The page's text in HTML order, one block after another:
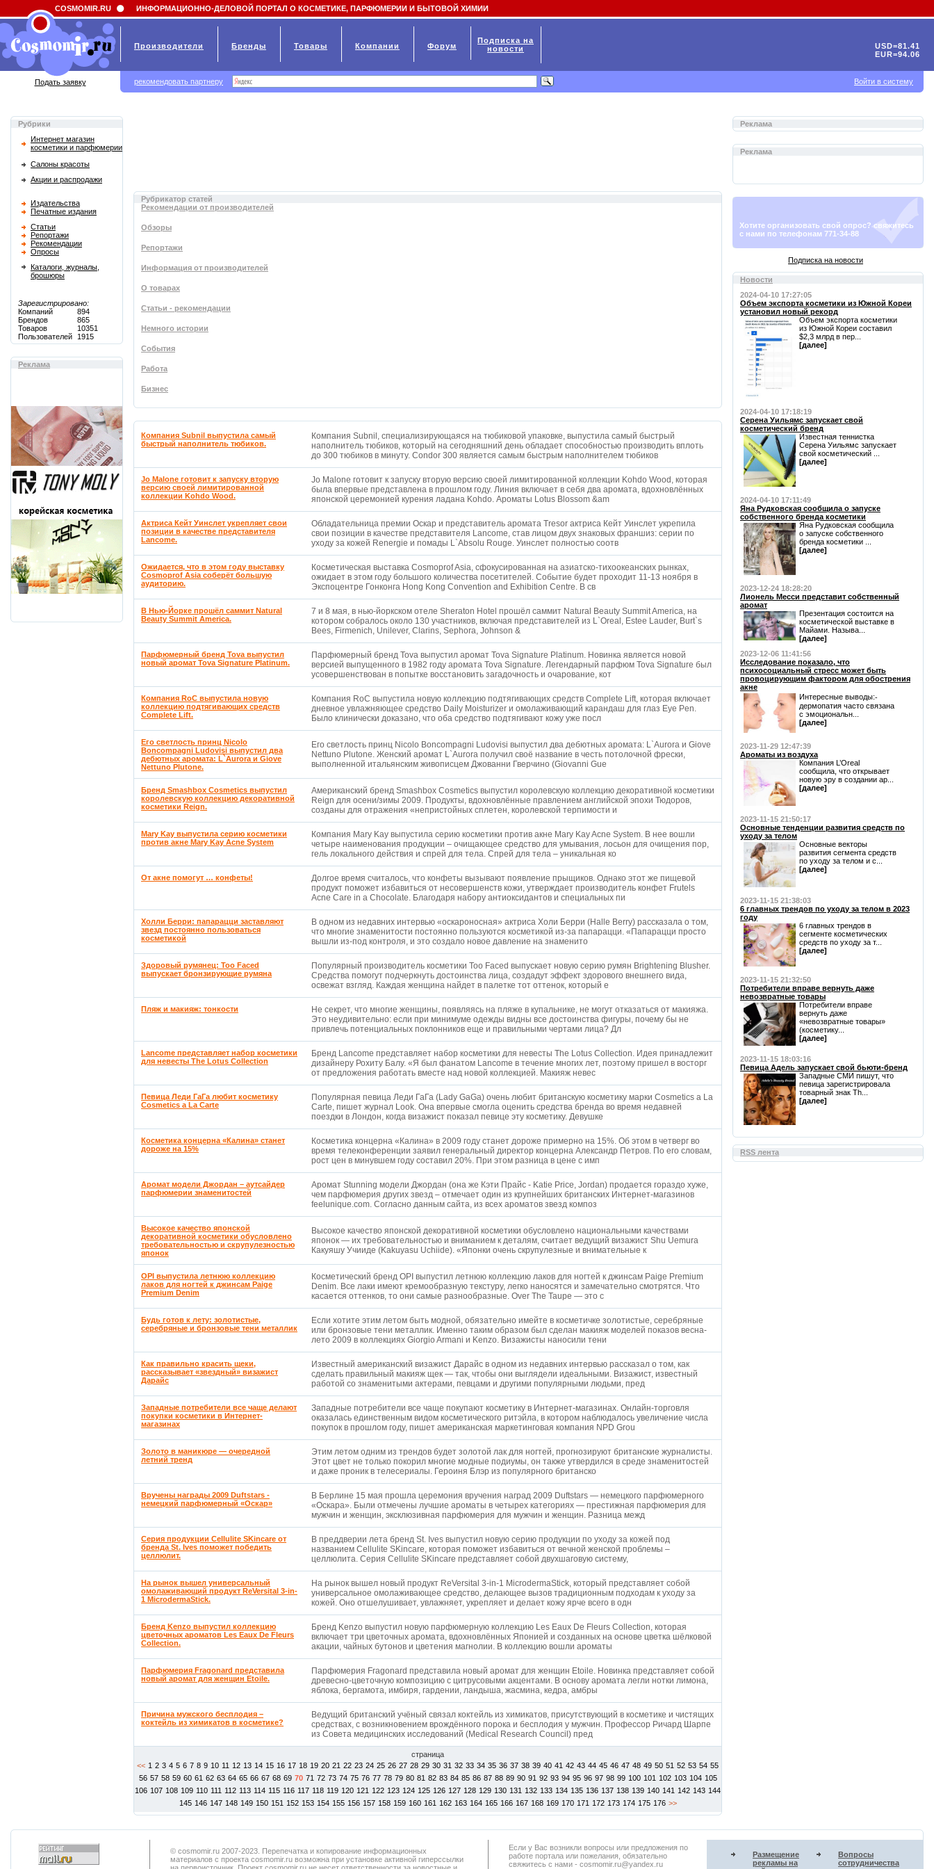
Field 'news_title' doesn't have a default value
Рубрики
Интернет магазин
косметики и парфюмерии
Салоны красоты
Акции и распродажи
Издательства
Печатные издания
Статьи
Репортажи
Рекомендации
Опросы
Каталоги, журналы,
брошюры
Зарегистрировано:
Компаний
894
Брендов
865
Товаров
10351
Пользователей
1915
Реклама
Рубрикатор статей
Рекомендации от производителей
Обзоры
Репортажи
Информация от производителей
О товарах
Статьи - рекомендации
Немного истории
События
Работа
Бизнес
Компания Subnil выпустила самый
быстрый наполнитель тюбиков.
Компания Subnil, специализирующаяся на тюбиковой упаковке, выпустила самый быстрый
наполнитель тюбиков, который на сегодняшний день обладает способностью производить вплоть
до 300 тюбиков в минуту. Condor 300 является самым быстрым наполнителем тюбиков
Jo Malone готовит к запуску вторую
версию своей лимитированной
коллекции Kohdo Wood.
Jo Malone готовит к запуску вторую версию своей лимитированной коллекции Kohdo Wood, которая
была впервые представлена в прошлом году. Линия включает в себя два аромата, вдохновлённых
японской церемонией курения ладана Kohdo. Ароматы Lotus Blossom &am
Актриса Кейт Уинслет укрепляет свои
позиции в качестве представителя
Lancome.
Обладательница премии Оскар и представитель аромата Tresor актриса Кейт Уинслет укрепила
свои позиции в качестве представителя Lancome, став лицом двух знаковых франшиз: серии по
уходу за кожей Renergie и помады L`Absolu Rouge. Уинслет полностью соотв
Ожидается, что в этом году выставку
Cosmoprof Asia соберёт большую
аудиторию.
Косметическая выставка Cosmoprof Asia, сфокусированная на азиатско-тихоокеанских рынках,
ожидает в этом году большого количества посетителей. Событие будет проходит 11-13 ноября в
Экспоцентре Гонконга Hong Kong Convention and Exhibition Centre. В св
В Нью-Йорке прошёл саммит Natural
Beauty Summit America.
7 и 8 мая, в нью-йоркском отеле Sheraton Hotel прошёл саммит Natural Beauty Summit America, на
котором собралось около 130 участников, включая представителей из L`Oreal, Estee Lauder, Burt`s
Bees, Firmenich, Unilever, Clarins, Sephora, Johnson &
Парфюмерный бренд Tova выпустил
новый аромат Tova Signature Platinum.
Парфюмерный бренд Tova выпустил аромат Tova Signature Platinum. Новинка является новой
версией выпущенного в 1982 году аромата Tova Signature. Легендарный парфюм Tova Signature был
усовершенствован в попытке восстановить загадочность и очарование, кот
Компания RoC выпустила новую
коллекцию подтягивающих средств
Complete Lift.
Компания RoC выпустила новую коллекцию подтягивающих средств Complete Lift, которая включает
дневное увлажняющее средство Daily Moisturizer и омолаживающий карандаш для глаз Eye Pen.
Было клинически доказано, что оба средство подтягивают кожу уже посл
Его светлость принц Nicolo
Boncompagni Ludovisi выпустил два
дебютных аромата: L`Aurora и Giove
Nettuno Plutone.
Его светлость принц Nicolo Boncompagni Ludovisi выпустил два дебютных аромата: L`Aurora и Giove
Nettuno Plutone. Женский аромат L`Aurora получил своё название в честь потолочной фрески,
выполненной итальянским живописцем Джованни Гверчино (Giovanni Gue
Бренд Smashbox Cosmetics выпустил
королевскую коллекцию декоративной
косметики Reign.
Американский бренд Smashbox Cosmetics выпустил королевскую коллекцию декоративной косметики
Reign для осени/зимы 2009. Продукты, вдохновлённые правлением английской эпохи Тюдоров,
созданы для отражения «непристойных сплетен, королевской терпимости и
Mary Kay выпустила серию косметики
против акне Mary Kay Acne System
Компания Mary Kay выпустила серию косметики против акне Mary Kay Acne System. В нее вошли
четыре наименования продукции – очищающее средство для умывания, лосьон для очищения пор,
гель локального действия и спрей для тела. Спрей для тела – уникальная ко
От акне помогут … конфеты!
Долгое время считалось, что конфеты вызывают появление прыщиков. Однако этот же пищевой
продукт поможет избавиться от несовершенств кожи, утверждает производитель конфет Frutels
Acne Care in a Chocolate. Благодаря набору антиоксидантов и специальных пи
Холли Берри: папарацци заставляют
звезд постоянно пользоваться
косметикой
В одном из недавних интервью «оскароносная» актриса Холи Берри (Halle Berry) рассказала о том,
что многие знаменитости постоянно пользуются косметикой из-за папарацци. «Папарацци просто
вышли из-под контроля, и это создало новое давление на знаменито
Здоровый румянец: Too Faced
выпускает бронзирующие румяна
Популярный производитель косметики Too Faced выпускает новую серию румян Brightening Blusher.
Средства помогут подчеркнуть достоинства лица, создадут эффект здорового внешнего вида,
освежат взгляд. Каждая женщина найдет в палетке тот оттенок, который е
Пляж и макияж: тонкости
Не секрет, что многие женщины, появляясь на пляже в купальнике, не могут отказаться от макияжа.
Это неудивительно: если при минимуме одежды видны все достоинства фигуры, почему бы не
привлечь потенциальных поклонников еще и правильными чертами лица? Дл
Lancome представляет набор косметики
для невесты The Lotus Collection
Бренд Lancome представляет набор косметики для невесты The Lotus Collection. Идея принадлежит
дизайнеру Рохиту Балу. «Я был фанатом Lancome в течение многих лет, поэтому пришел в восторг
от предложения работать вместе над новой коллекцией. Макияж невес
Певица Леди ГаГа любит косметику
Cosmetics a La Carte
Популярная певица Леди ГаГа (Lady GaGa) очень любит британскую косметику марки Cosmetics a La
Carte, пишет журнал Look. Она впервые смогла оценить средства бренда во время недавней
поездки в Лондон, когда визажист показал певице эту косметику. Девушке
Косметика концерна «Калина» станет
дороже на 15%
Косметика концерна «Калина» в 2009 году станет дороже примерно на 15%. Об этом в четверг во
время телеконференции заявил генеральный директор концерна Александр Петров. По его словам,
рост цен в минувшем году составил 20%. При этом разница в цене с имп
Аромат модели Джордан – аутсайдер
парфюмерии знаменитостей
Аромат Stunning модели Джордан (она же Кэти Прайс - Katie Price, Jordan) продается гораздо хуже,
чем парфюмерия других звезд – отмечает один из крупнейших британских Интернет-магазинов
feelunique.com. Согласно данным сайта, из всех ароматов звезд композ
Высокое качество японской
декоративной косметики обусловлено
требовательностью и скрупулезностью
японок
Высокое качество японской декоративной косметики обусловлено национальными качествами
японок — их требовательностью и вниманием к деталям, считает ведущий визажист Shu Uemura
Какуяшу Учииде (Kakuyasu Uchiide). «Японки очень скрупулезные и внимательные к
OPI выпустила летнюю коллекцию
лаков для ногтей к джинсам Paige
Premium Denim
Косметический бренд OPI выпустил летнюю коллекцию лаков для ногтей к джинсам Paige Premium
Denim. Все лаки имеют кремообразную текстуру, легко наносятся и замечательно смотрятся. Что
касается оттенков, то они самые разнообразные. Over The Taupe — это с
Будь готов к лету: золотистые,
серебряные и бронзовые тени металлик
Если хотите этим летом быть модной, обязательно имейте в косметичке золотистые, серебряные
или бронзовые тени металлик. Именно таким образом был сделан макияж моделей показов весна-
лето 2009 в коллекциях Giorgio Armani и Kenzo. Визажисты наносили тени
Как правильно красить щеки,
рассказывает «звездный» визажист
Дарайс
Известный американский визажист Дарайс в одном из недавних интервью рассказал о том, как
сделать правильный макияж щек — так, чтобы они выглядели идеальными. Визажист, известный
работой со знаменитыми актерами, певцами и другими популярными людьми, пред
Западные потребители все чаще делают
покупки косметики в Интернет-
магазинах
Западные потребители все чаще покупают косметику в Интернет-магазинах. Онлайн-торговля
оказалась единственным видом косметического ритэйла, в котором наблюдалось увеличение числа
покупок в прошлом году, пишет американская маркетинговая компания NPD Grou
Золото в маникюре — очередной
летний тренд
Этим летом одним из трендов будет золотой лак для ногтей, прогнозируют британские журналисты.
Этот цвет не только покорил многие модные подиумы, он также утвердился в среде знаменитостей
и даже проник в телесериалы. Героиня Блэр из популярного британско
Вручены награды 2009 Duftstars -
немецкий парфюмерный «Оскар»
В Берлине 15 мая прошла церемония вручения наград 2009 Duftstars — немецкого парфюмерного
«Оскара». Были отмечены лучшие ароматы в четырех категориях — престижная парфюмерия для
мужчин и женщин, эксклюзивная парфюмерия для мужчин и женщин. Разница межд
Серия продукции Cellulite SKincare от
бренда St. Ives поможет победить
целлюлит.
В преддверии лета бренд St. Ives выпустил новую серию продукции по уходу за кожей под
названием Cellulite SKincare, которая поможет избавиться от вечной женской проблемы –
целлюлита. Серия Cellulite SKincare представляет собой двухшаговую систему,
На рынок вышел универсальный
омолаживающий продукт ReVersital 3-in-
1 MicrodermaStick.
На рынок вышел новый продукт ReVersital 3-in-1 MicrodermaStick, который представляет собой
универсальное омолаживающее средство, делающее вызов традиционным подходам к уходу за
кожей. Оно отшелушивает, увлажняет, укрепляет и делает кожу ярче всего в одн
Бренд Kenzo выпустил коллекцию
цветочных ароматов Les Eaux De Fleurs
Collection.
Бренд Kenzo выпустил новую парфюмерную коллекцию Les Eaux De Fleurs Collection, которая
включает три цветочных аромата, вдохновлённых Японией и созданных на основе цветка шёлковой
акации, чайных бутонов и цветения магнолии. В коллекцию вошли ароматы
Парфюмерия Fragonard представила
новый аромат для женщин Etoile.
Парфюмерия Fragonard представила новый аромат для женщин Etoile. Новинка представляет собой
древесно-цветочную композицию с цитрусовыми акцентами. В основу аромата легли нотки лимона,
яблока, бергамота, имбиря, гардении, ландыша, жасмина, кедра, амбры
Причина мужского бесплодия –
коктейль из химикатов в косметике?
Ведущий британский учёный связал коктейль из химикатов, присутствующий в косметике и чистящих
средствах, с возникновением врождённого порока и бесплодия у мужчин. Профессор Ричард Шарпе
из Совета медицинских исследований (Medical Research Council) пред
страница
<< 1 2 3 4 5 6 7 8 9 10 11 12 13 14 15 16 17 18 19 20 21 22 23 24 25 26 27 28 29 30 31 32 33 34 35 36 37 38 39 40 41 42 43 44 45 46 47 48 49 50 51 52 53 54 55
56 57 58 59 60 61 62 63 64 65 66 67 68 69 70 71 72 73 74 75 76 77 78 79 80 81 82 83 84 85 86 87 88 89 90 91 92 93 94 95 96 97 98 99 100 101 102 103 104 105
106 107 108 109 110 111 112 113 114 115 116 117 118 119 120 121 122 123 124 125 126 127 128 129 130 131 132 133 134 135 136 137 138 139 140 141 142 143 144
145 146 147 148 149 150 151 152 153 154 155 156 157 158 159 160 161 162 163 164 165 166 167 168 169 170 171 172 173 174 175 176 >>
Реклама
Реклама
Хотите организовать свой опрос? свяжитесь
с нами по телефонам 771-34-88
Подписка на новости
Новости
2024-04-10 17:27:05
Объем экспорта косметики из Южной Кореи
установил новый рекорд
Объем экспорта косметики
из Южной Кореи составил
$2,3 млрд в пер...
[далее]
2024-04-10 17:18:19
Серена Уильямс запускает свой
косметический бренд
Известная теннистка
Серена Уильямс запускает
свой косметический ...
[далее]
2024-04-10 17:11:49
Яна Рудковская сообщила о запуске
собственного бренда косметики
Яна Рудковская сообщила
о запуске собственного
бренда косметики ...
[далее]
2023-12-24 18:28:20
Лионель Месси представит собственный
аромат
Презентация состоится на
косметической выставке в
Майами. Называ...
[далее]
2023-12-06 11:41:56
Исследование показало, что
психосоциальный стресс может быть
провоцирующим фактором для обострения
акне
Интересные выводы:⁃
дермопатия часто связана
с эмоциональн...
[далее]
2023-11-29 12:47:39
Ароматы из воздуха
Компания L’Oreal
сообщила, что открывает
новую эру в создании ар...
[далее]
2023-11-15 21:50:17
Основные тенденции развития средств по
уходу за телом
Основные векторы
развития сегмента средств
по уходу за телом и с...
[далее]
2023-11-15 21:38:03
6 главных трендов по уходу за телом в 2023
году
6 главных трендов в
сегменте косметических
средств по уходу за т...
[далее]
2023-11-15 21:32:50
Потребители вправе вернуть даже
невозвратные товары
Потребители вправе
вернуть даже
«невозвратные товары»
(косметику...
[далее]
2023-11-15 18:03:16
Певица Адель запускает свой бьюти-бренд
Западные СМИ пишут, что
певица зарегистрировала
товарный знак Th...
[далее]
RSS лента
© cosmomir.ru 2007-2023. Перепечатка и копирование информационных
материалов с проекта cosmomir.ru возможна при установке активной гиперссылки
Если у Вас возникли вопросы или предложения по
работe портала или пожелания, обязательно
свяжитесь с нами - cosmomir.ru@yandex.ru
Размещение
рекламы на
Вопросы
сотрудничества
COSMOMIR.RU ИНФОРМАЦИОННО-ДЕЛОВОЙ ПОРТАЛ О КОСМЕТИКЕ, ПАРФЮМЕРИИ И БЫТОВОЙ ХИМИИ
Производители Бренды Товары Компании Форум
Подписка на
новости
USD=81.41
EUR=94.06
Подать заявку рекомендовать партнеру Войти в систему